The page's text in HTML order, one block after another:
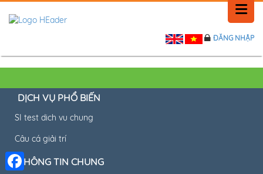
LỊCH SỬ
TIN TỨC
LIÊN HỆ
ĐĂNG NHẬP
DỊCH VỤ PHỔ BIẾN
SI test dich vu chung
Câu cá giải trí
THÔNG TIN CHUNG